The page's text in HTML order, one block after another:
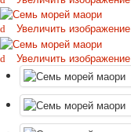
Октябрьская революция
С рождеством
Пасха
9 мая - день победы
Разные пожелания
1 сентября школа
Приглашение
Увеличить изображение
Увеличить изображение